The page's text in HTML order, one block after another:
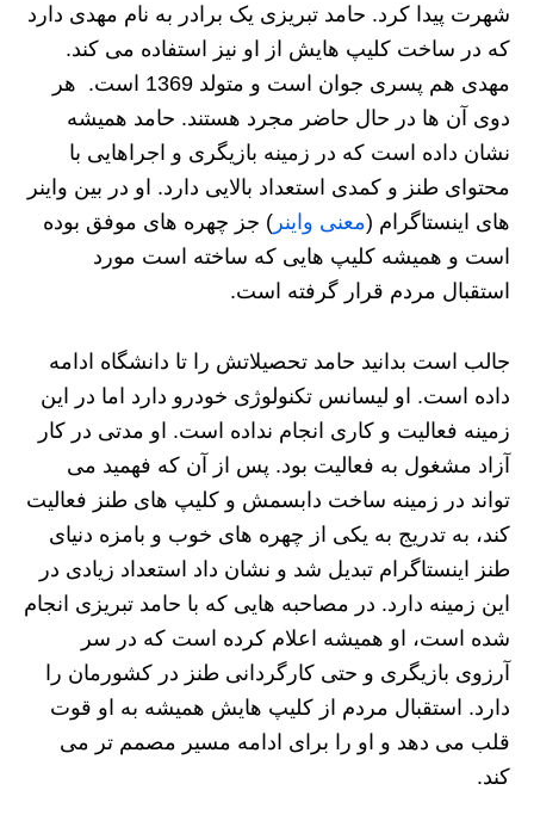
شهرت پیدا کرد. حامد تبریزی یک برادر به نام مهدی دارد
که در ساخت کلیپ هایش از او نیز استفاده می کند.
مهدی هم پسری جوان است و متولد 1369 است. هر
دوی آن ها در حال حاضر مجرد هستند. حامد همیشه
نشان داده است که در زمینه بازیگری و اجراهایی با
محتوای طنز و کمدی استعداد بالایی دارد. او در بین واینر
های اینستاگرام (معنی واینر ) جز چهره های موفق بوده
است و همیشه کلیپ هایی که ساخته است مورد
استقبال مردم قرار گرفته است.
جالب است بدانید حامد تحصیلاتش را تا دانشگاه ادامه
داده است. او لیسانس تکنولوژی خودرو دارد اما در این
زمینه فعالیت و کاری انجام نداده است. او مدتی در کار
آزاد مشغول به فعالیت بود. پس از آن که فهمید می
تواند در زمینه ساخت دابسمش و کلیپ های طنز فعالیت
کند، به تدریج به یکی از چهره های خوب و بامزه دنیای
طنز اینستاگرام تبدیل شد و نشان داد استعداد زیادی در
این زمینه دارد. در مصاحبه هایی که با حامد تبریزی انجام
شده است، او همیشه اعلام کرده است که در سر
آرزوی بازیگری و حتی کارگردانی طنز در کشورمان را
دارد. استقبال مردم از کلیپ هایش همیشه به او قوت
قلب می دهد و او را برای ادامه مسیر مصمم تر می
کند.